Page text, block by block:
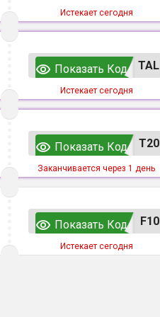
Истекает сегодня
TAL
Показать Код
Истекает сегодня
T20
Показать Код
Заканчивается через 1 день
F10
Показать Код
Истекает сегодня